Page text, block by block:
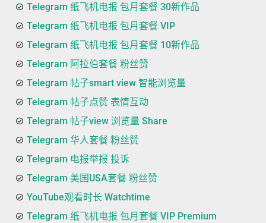
Telegram 纸飞机电报 包月套餐 30新作品
Telegram 纸飞机电报 包月套餐 VIP
Telegram 纸飞机电报 包月套餐 10新作品
Telegram 阿拉伯套餐 粉丝赞
Telegram 帖子smart view 智能浏览量
Telegram 帖子点赞 表情互动
Telegram 帖子view 浏览量 Share
Telegram 华人套餐 粉丝赞
Telegram 电报举报 投诉
Telegram 美国USA套餐 粉丝赞
YouTube观看时长 Watchtime
Telegram 纸飞机电报 包月套餐 VIP Premium